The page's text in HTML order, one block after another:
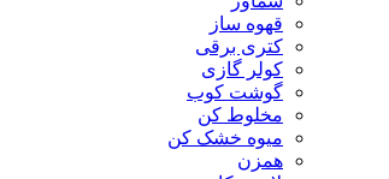
قهوه ساز
کتری برقی
کولر گازی
گوشت کوب
مخلوط کن
میوه خشک کن
همزن